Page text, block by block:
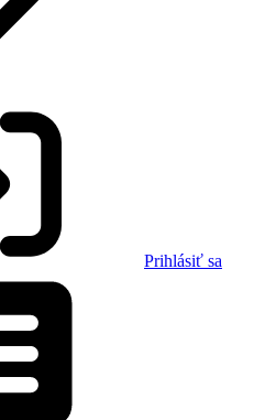
Prihlásiť sa